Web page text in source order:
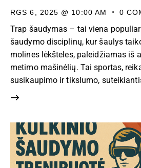
RGS 6, 2025 @ 10:00 AM 0
Trap šaudymas – tai viena
šaudymo disciplinų, kur šaulys
molines lėkšteles, paleidžiamas iš
metimo mašinėlių. Tai sportas,
susikaupimo ir tikslumo,